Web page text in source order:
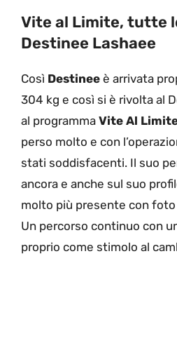
Vite al Limite, tutte
Destinee Lashaee
Così Destinee è arrivata
304 kg e così si è rivolta al
al programma Vite Al
perso molto e con
stati soddisfacenti. Il suo
ancora e anche sul suo
molto più presente con
Un percorso continuo con
proprio come stimolo al